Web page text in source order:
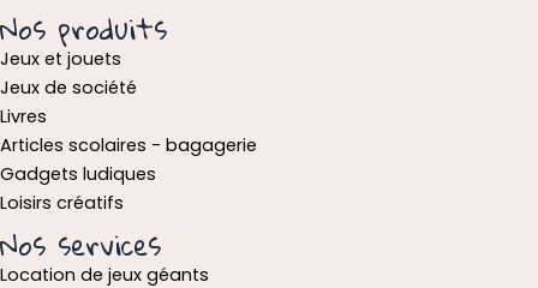
Nos produits
Jeux et jouets
Jeux de société
Livres
Articles scolaires - bagagerie
Gadgets ludiques
Loisirs créatifs
Nos services
Location de jeux géants